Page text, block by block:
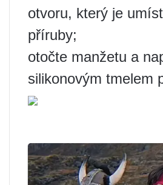
otvoru, který je
příruby;
otočte manžetu a
silikonovým tmelem